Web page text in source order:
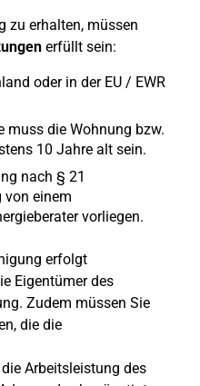
zu erhalten, müssen
erfüllt sein:
oder in der EU / EWR
muss die Wohnung bzw.
10 Jahre alt sein.
nach § 21
von einem
vorliegen.
erfolgt
Eigentümer des
Zudem müssen Sie
die die
Arbeitsleistung des